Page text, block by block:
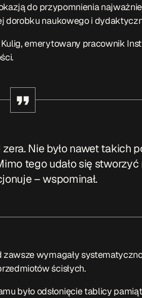
do przypomnienia
dorobku naukowego i
emerytowany pracownik
Nie było nawet takich
tego udało się stworzyć
– wspominał.
zawsze wymagały
ścisłych.
było odsłonięcie tablicy